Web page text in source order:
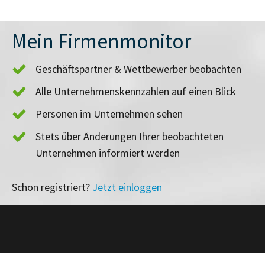
Mein Firmenmonitor
Geschäftspartner & Wettbewerber beobachten
Alle Unternehmenskennzahlen auf einen Blick
Personen im Unternehmen sehen
Stets über Änderungen Ihrer beobachteten
Unternehmen informiert werden
Schon registriert? Jetzt einloggen